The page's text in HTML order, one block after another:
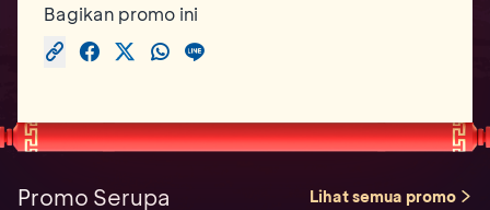
Bagikan promo ini
Promo Serupa Lihat semua promo